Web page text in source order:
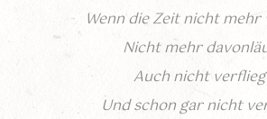
Speisekammer-Shop
Wenn die Zeit nicht
Nicht mehr
Auch nicht
Und schon gar nicht